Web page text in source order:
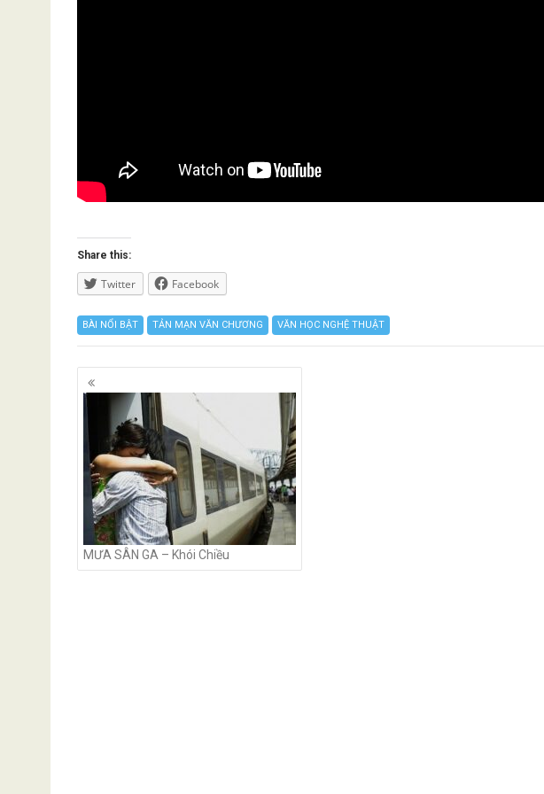
Share this:
Twitter Facebook
BÀI NỔI BẬT TẢN MẠN VĂN CHƯƠNG VĂN HỌC NGHỆ THUẬT
Posts
navigation
MƯA SÂN GA – Khói Chiều